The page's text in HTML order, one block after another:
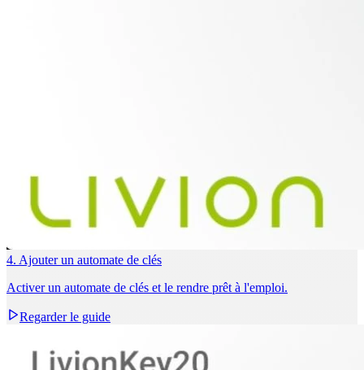
4. Ajouter un automate de clés
Activer un automate de clés et le rendre prêt à l'emploi.
Regarder le guide